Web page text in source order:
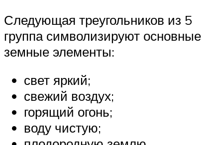
Следующая треугольников из 5
группа символизируют основные
земные элементы:
свет яркий;
свежий воздух;
горящий огонь;
воду чистую;